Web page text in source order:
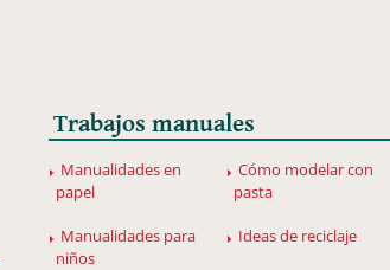
Trabajos manuales
Manualidades en
papel
Cómo modelar con
pasta
Manualidades para
niños
Ideas de reciclaje